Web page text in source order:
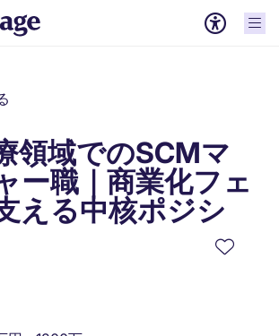
領域でのSCMマ
ー職｜商業化フェ
える中核ポジシ